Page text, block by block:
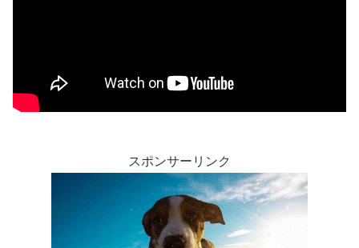
スポンサーリンク